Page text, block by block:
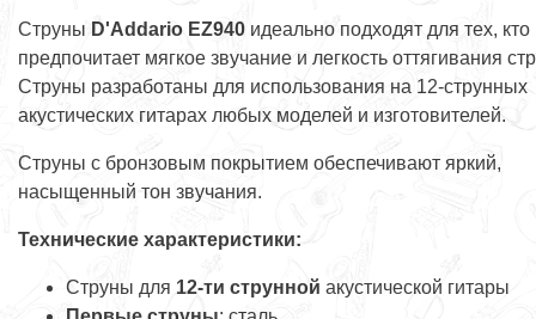
Струны D'Addario EZ940 идеально подходят для тех, кто
предпочитает мягкое звучание и легкость оттягивания
Струны разработаны для использования на 12-струнных
акустических гитарах любых моделей и изготовителей.
Струны с бронзовым покрытием обеспечивают яркий,
насыщенный тон звучания.
Технические характеристики:
Струны для 12-ти струнной акустической гитары